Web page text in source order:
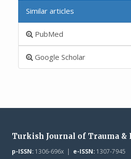
Similar articles
PubMed
Google Scholar
Turkish Journal of Trauma &
p-ISSN:1306-696x | e-ISSN:1307-7945